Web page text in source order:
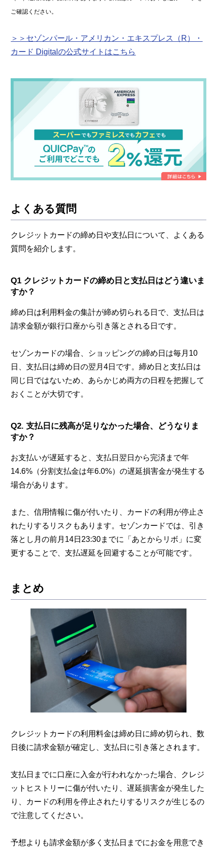
ご確認ください。
＞＞セゾンパール・アメリカン・エキスプレス（R）・
カード Digitalの公式サイトはこちら
よくある質問
クレジットカードの締め日や支払日について、よくある
質問を紹介します。
Q1 クレジットカードの締め日と支払日はどう違いま
すか？
締め日は利用料金の集計が締め切られる日で、支払日は
請求金額が銀行口座から引き落とされる日です。
セゾンカードの場合、ショッピングの締め日は毎月10
日、支払日は締め日の翌月4日です。締め日と支払日は
同じ日ではないため、あらかじめ両方の日程を把握して
おくことが大切です。
Q2. 支払日に残高が足りなかった場合、どうなりま
すか？
お支払いが遅延すると、支払日翌日から完済まで年
14.6%（分割支払金は年6.0%）の遅延損害金が発生する
場合があります。
また、信用情報に傷が付いたり、カードの利用が停止さ
れたりするリスクもあります。セゾンカードでは、引き
落とし月の前月14日23:30までに「あとからリボ」に変
更することで、支払遅延を回避することが可能です。
まとめ
クレジットカードの利用料金は締め日に締め切られ、数
日後に請求金額が確定し、支払日に引き落とされます。
支払日までに口座に入金が行われなかった場合、クレジ
ットヒストリーに傷が付いたり、遅延損害金が発生した
り、カードの利用を停止されたりするリスクが生じるの
で注意してください。
予想よりも請求金額が多く支払日までにお金を用意でき